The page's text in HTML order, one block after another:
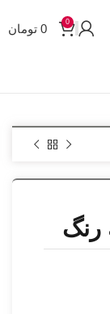
0
0 تومان